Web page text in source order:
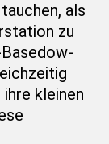
als
zu
kleinen